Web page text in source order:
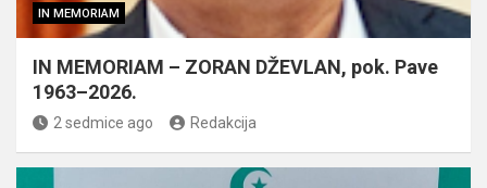
IN MEMORIAM
IN MEMORIAM – ZORAN DŽEVLAN, pok. Pave
1963–2026.
2 sedmice ago Redakcija